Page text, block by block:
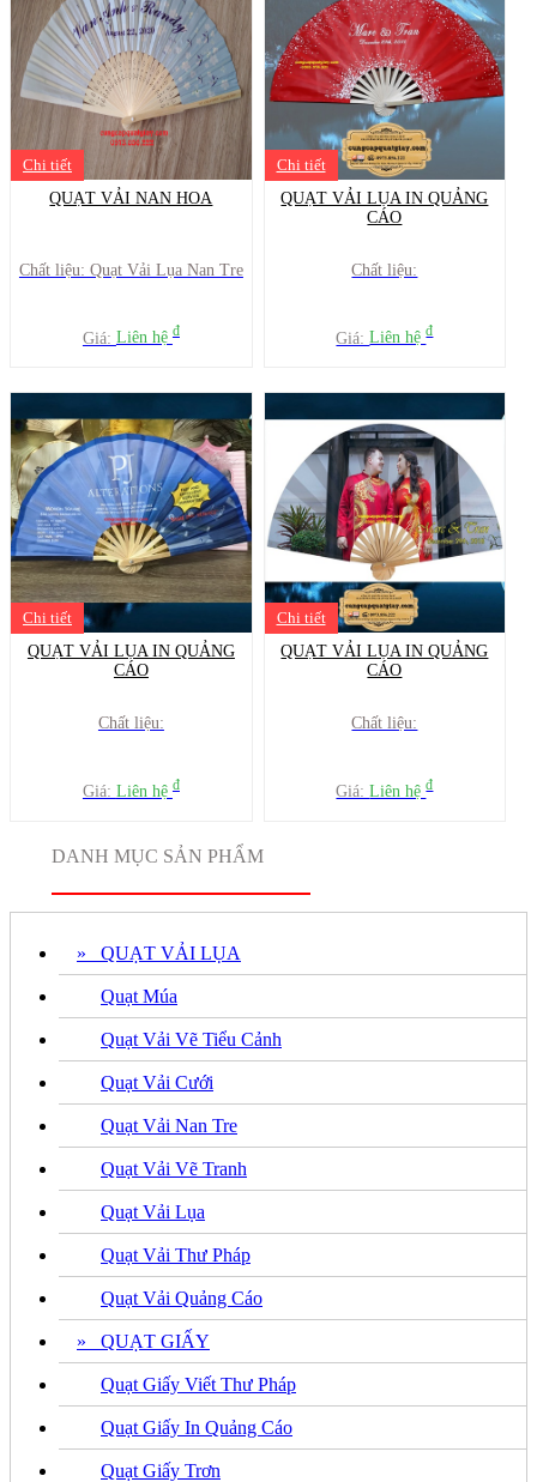
Chi tiết
QUẠT VẢI NAN HOA
Chất liệu: Quạt Vải Lụa Nan Tre
Giá: Liên hệ đ
Chi tiết
QUẠT VẢI LỤA IN QUẢNG
CÁO
Chất liệu:
Giá:Liên hệđ
Chi tiết
QUẠT VẢI LỤA IN QUẢNG
CÁO
Chất liệu:
Giá: Liên hệ đ
Chi tiết
QUẠT VẢI LỤA IN QUẢNG
CÁO
Chất liệu:
Giá:Liên hệđ
DANH MỤC SẢN PHẨM
» QUẠT VẢI LỤA
Quạt Múa
Quạt Vải Vẽ Tiểu Cảnh
Quạt Vải Cưới
Quạt Vải Nan Tre
Quạt Vải Vẽ Tranh
Quạt Vải Lụa
Quạt Vải Thư Pháp
Quạt Vải Quảng Cáo
» QUẠT GIẤY
Quạt Giấy Viết Thư Pháp
Quạt Giấy In Quảng Cáo
Quạt Giấy Trơn